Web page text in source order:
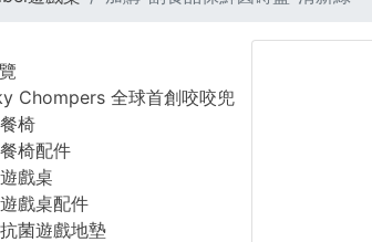
Chompers 全球首創咬咬兜
椅
椅配件
戲桌
戲桌配件
菌遊戲地墊